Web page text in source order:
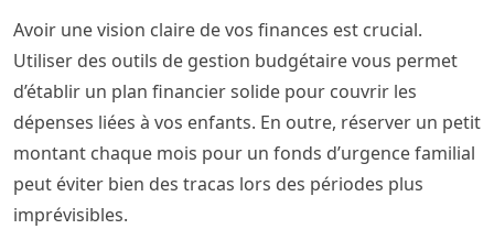
Avoir une vision claire de vos finances est crucial.
Utiliser des outils de gestion budgétaire vous permet
d’établir un plan financier solide pour couvrir les
dépenses liées à vos enfants. En outre, réserver un petit
montant chaque mois pour un fonds d’urgence familial
peut éviter bien des tracas lors des périodes plus
imprévisibles.